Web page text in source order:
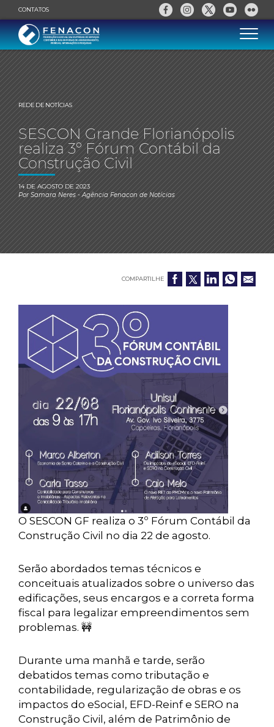
CONTATOS
REDE DE NOTÍCIAS
SESCON Grande Florianópolis
realiza 3º Fórum Contábil da
Construção Civil
14 DE AGOSTO DE 2023
PorSamara Neres- Agência Fenacon de Notícias
COMPARTILHE
O SESCON GF realiza o 3º Fórum Contábil da
Construção Civil no dia 22 de agosto.
Serão abordados temas técnicos e
conceituais atualizados sobre o universo das
edificações, seus encargos e a correta forma
fiscal para legalizar empreendimentos sem
problemas. 🚧
Durante uma manhã e tarde, serão
debatidos temas como tributação e
contabilidade, regularização de obras e os
impactos do eSocial, EFD-Reinf e SERO na
Construção Civil, além de Patrimônio de